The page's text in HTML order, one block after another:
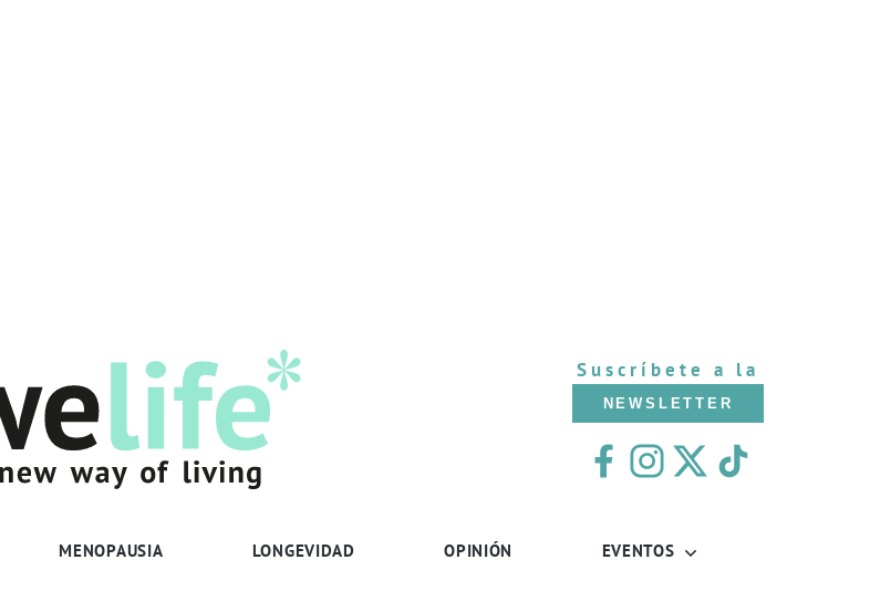
Suscríbete a la
NEWSLETTER
MENOPAUSIA LONGEVIDAD OPINIÓN EVENTOS